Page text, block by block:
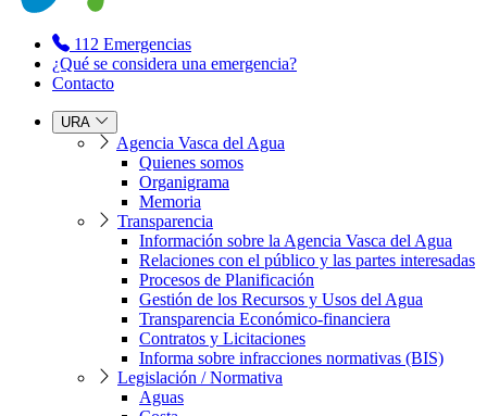
112 Emergencias
¿Qué se considera una emergencia?
Contacto
URA
Agencia Vasca del Agua
Quienes somos
Organigrama
Memoria
Transparencia
Información sobre la Agencia Vasca del Agua
Relaciones con el público y las partes interesadas
Procesos de Planificación
Gestión de los Recursos y Usos del Agua
Transparencia Económico-financiera
Contratos y Licitaciones
Informa sobre infracciones normativas (BIS)
Legislación / Normativa
Aguas